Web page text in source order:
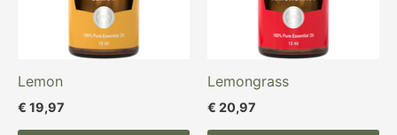
Lemon
€ 19,97
Lemongrass
€ 20,97